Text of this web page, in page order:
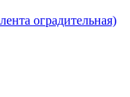
оградительная)